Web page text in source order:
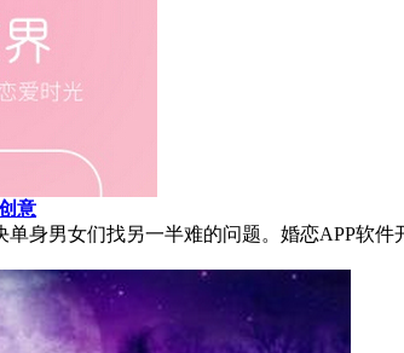
意
身男女们找另一半难的问题。婚恋APP软